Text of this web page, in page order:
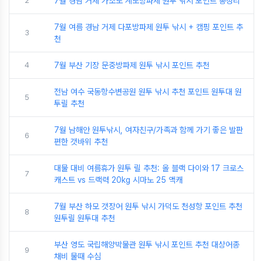
3
7월 여름 경남 거제 다포방파제 원투 낚시 + 캠핑 포인트 추
천
4 7월 부산 기장 문중방파제 원투 낚시 포인트 추천
5
전남 여수 국동항수변공원 원투 낚시 추천 포인트 원투대 원
투릴 추천
6
7월 남해안 원투낚시, 여자친구/가족과 함께 가기 좋은 발판
편한 갯바위 추천
7
대물 대비 여름휴가 원투 릴 추천: 올 블랙 다이와 17 크로스
캐스트 vs 드랙력 20kg 시마노 25 액캐
8
7월 부산 하모 갯장어 원투 낚시 가덕도 천성항 포인트 추천
원투릴 원투대 추천
9
부산 영도 국립해양박물관 원투 낚시 포인트 추천 대상어종
채비 물때 수심